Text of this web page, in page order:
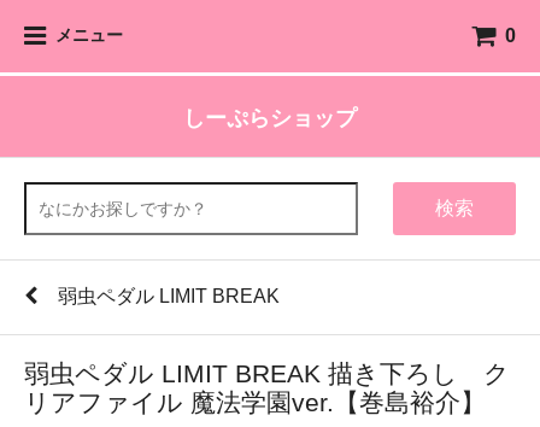
メニュー 0
しーぷらショップ
検索
弱虫ペダル LIMIT BREAK
弱虫ペダル LIMIT BREAK 描き下ろし ク
リアファイル 魔法学園ver.【巻島裕介】